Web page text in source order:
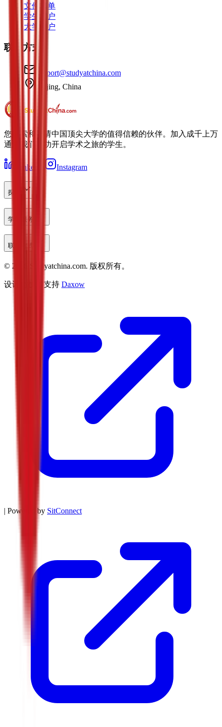
文件清单
学生门户
大学门户
联系方式
support@studyatchina.com
Beijing, China
您探索和申请中国顶尖大学的值得信赖的伙伴。加入成千上万
通过我们成功开启学术之旅的学生。
LinkedIn Instagram
探索
学生服务
联系方式
© 2026 Studyatchina.com. 版权所有。
设计与技术支持 Daxow
| Powered by SitConnect